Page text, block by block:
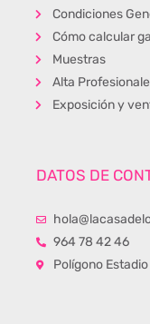
Condiciones
Cómo calcular
Muestras
Alta
Exposición y
DATOS DE
964 78 42 46
Polígono